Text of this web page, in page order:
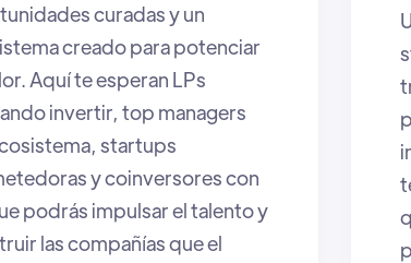
para encontrar
con soluciones que
industrias. Es el
ideal para integrar
acelerar transferencia
y detectar tendencias
compañía puede aplicar hoy
ventaja competitiva.